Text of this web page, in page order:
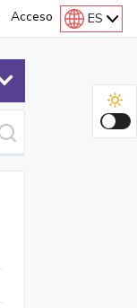
Acceso ES